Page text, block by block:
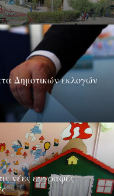
Δημοτικών εκλογών
νέες εγγραφές